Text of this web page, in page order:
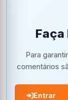
Para
comentários
Entrar